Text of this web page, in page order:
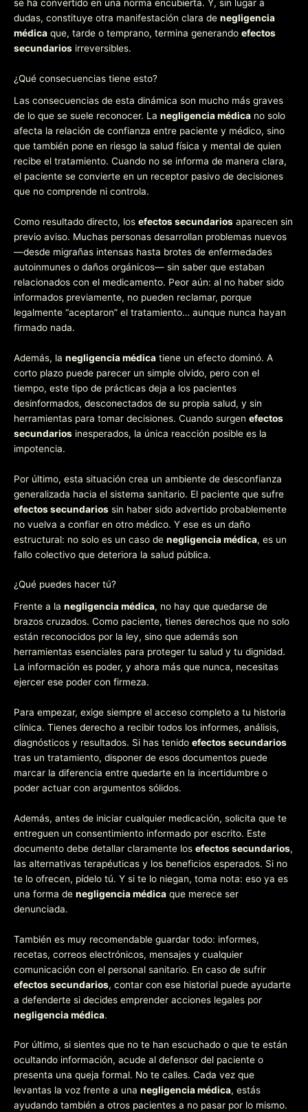
se ha convertido en una norma encubierta. Y, sin lugar a
dudas, constituye otra manifestación clara de negligencia
médica que, tarde o temprano, termina generando efectos
secundarios irreversibles.
¿Qué consecuencias tiene esto?
Las consecuencias de esta dinámica son mucho más graves
de lo que se suele reconocer. La negligencia médica no solo
afecta la relación de confianza entre paciente y médico, sino
que también pone en riesgo la salud física y mental de quien
recibe el tratamiento. Cuando no se informa de manera clara,
el paciente se convierte en un receptor pasivo de decisiones
que no comprende ni controla.
Como resultado directo, los efectos secundarios aparecen sin
previo aviso. Muchas personas desarrollan problemas nuevos
—desde migrañas intensas hasta brotes de enfermedades
autoinmunes o daños orgánicos— sin saber que estaban
relacionados con el medicamento. Peor aún: al no haber sido
informados previamente, no pueden reclamar, porque
legalmente “aceptaron” el tratamiento… aunque nunca hayan
firmado nada.
Además, la negligencia médica tiene un efecto dominó. A
corto plazo puede parecer un simple olvido, pero con el
tiempo, este tipo de prácticas deja a los pacientes
desinformados, desconectados de su propia salud, y sin
herramientas para tomar decisiones. Cuando surgen efectos
secundarios inesperados, la única reacción posible es la
impotencia.
Por último, esta situación crea un ambiente de desconfianza
generalizada hacia el sistema sanitario. El paciente que sufre
efectos secundarios sin haber sido advertido probablemente
no vuelva a confiar en otro médico. Y ese es un daño
estructural: no solo es un caso de negligencia médica, es un
fallo colectivo que deteriora la salud pública.
¿Qué puedes hacer tú?
Frente a la negligencia médica, no hay que quedarse de
brazos cruzados. Como paciente, tienes derechos que no solo
están reconocidos por la ley, sino que además son
herramientas esenciales para proteger tu salud y tu dignidad.
La información es poder, y ahora más que nunca, necesitas
ejercer ese poder con firmeza.
Para empezar, exige siempre el acceso completo a tu historia
clínica. Tienes derecho a recibir todos los informes, análisis,
diagnósticos y resultados. Si has tenido efectos secundarios
tras un tratamiento, disponer de esos documentos puede
marcar la diferencia entre quedarte en la incertidumbre o
poder actuar con argumentos sólidos.
Además, antes de iniciar cualquier medicación, solicita que te
entreguen un consentimiento informado por escrito. Este
documento debe detallar claramente los efectos secundarios,
las alternativas terapéuticas y los beneficios esperados. Si no
te lo ofrecen, pídelo tú. Y si te lo niegan, toma nota: eso ya es
una forma de negligencia médica que merece ser
denunciada.
También es muy recomendable guardar todo: informes,
recetas, correos electrónicos, mensajes y cualquier
comunicación con el personal sanitario. En caso de sufrir
efectos secundarios, contar con ese historial puede ayudarte
a defenderte si decides emprender acciones legales por
negligencia médica.
Por último, si sientes que no te han escuchado o que te están
ocultando información, acude al defensor del paciente o
presenta una queja formal. No te calles. Cada vez que
levantas la voz frente a una negligencia médica, estás
ayudando también a otros pacientes a no pasar por lo mismo.